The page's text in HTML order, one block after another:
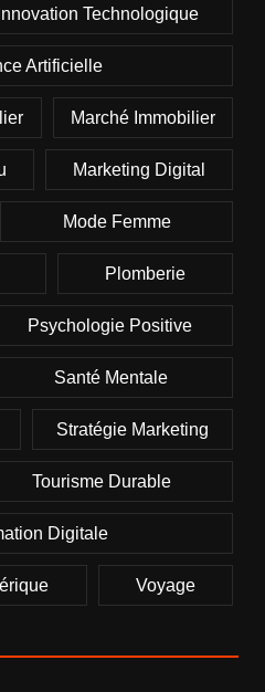
Innovation Technologique
Artificielle
Marché Immobilier
Marketing Digital
Mode Femme
Plomberie
Psychologie Positive
Santé Mentale
Stratégie Marketing
Tourisme Durable
Digitale
Voyage